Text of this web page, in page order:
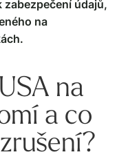
údajů,
na
na
a co